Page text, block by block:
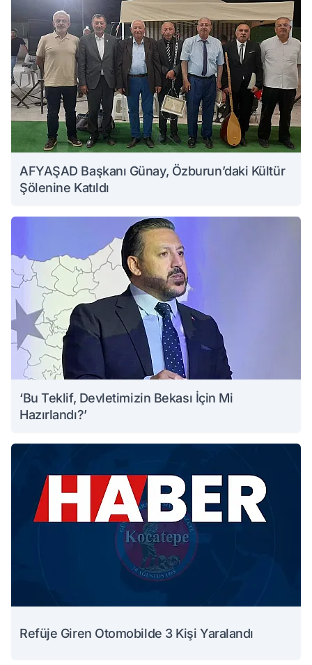
AFYAŞAD Başkanı Günay, Özburun’daki Kültür
Şölenine Katıldı
‘Bu Teklif, Devletimizin Bekası İçin Mi
Hazırlandı?’
Refüje Giren Otomobilde 3 Kişi Yaralandı